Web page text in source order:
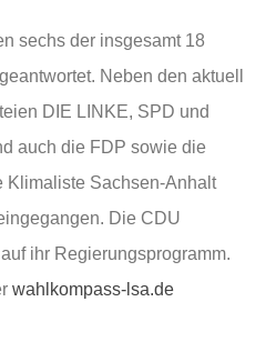
sechs der insgesamt 18
Neben den aktuell
DIE LINKE, SPD und
auch die FDP sowie die
Klimaliste Sachsen-Anhalt
Die CDU
ihr Regierungsprogramm.
wahlkompass-lsa.de